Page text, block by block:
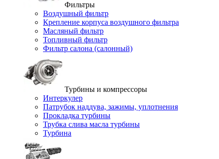
Фильтры
Воздушный фильтр
Крепление корпуса воздушного фильтра
Масляный фильтр
Топливный фильтр
Фильтр салона (салонный)
Турбины и компрессоры
Интеркулер
Патрубок наддува, зажимы, уплотнения
Прокладка турбины
Трубка слива масла турбины
Турбина